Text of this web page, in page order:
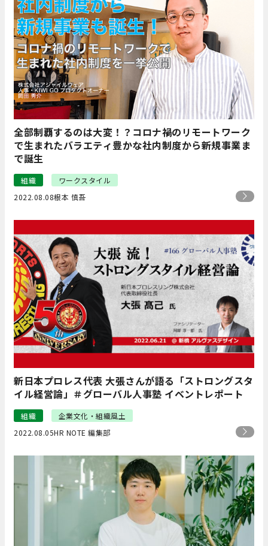
全部制覇するのは大変！？コロナ禍のリモートワーク
で生まれたバラエティ豊かな社内制度から新規事業ま
で誕生
組織
ワークスタイル
2022.08.08根本 慎吾
新日本プロレス代表 大張さんが語る「ストロングスタ
イル経営論」＃グローバル人事塾 イベントレポート
組織
企業文化・組織風土
2022.08.05HR NOTE 編集部